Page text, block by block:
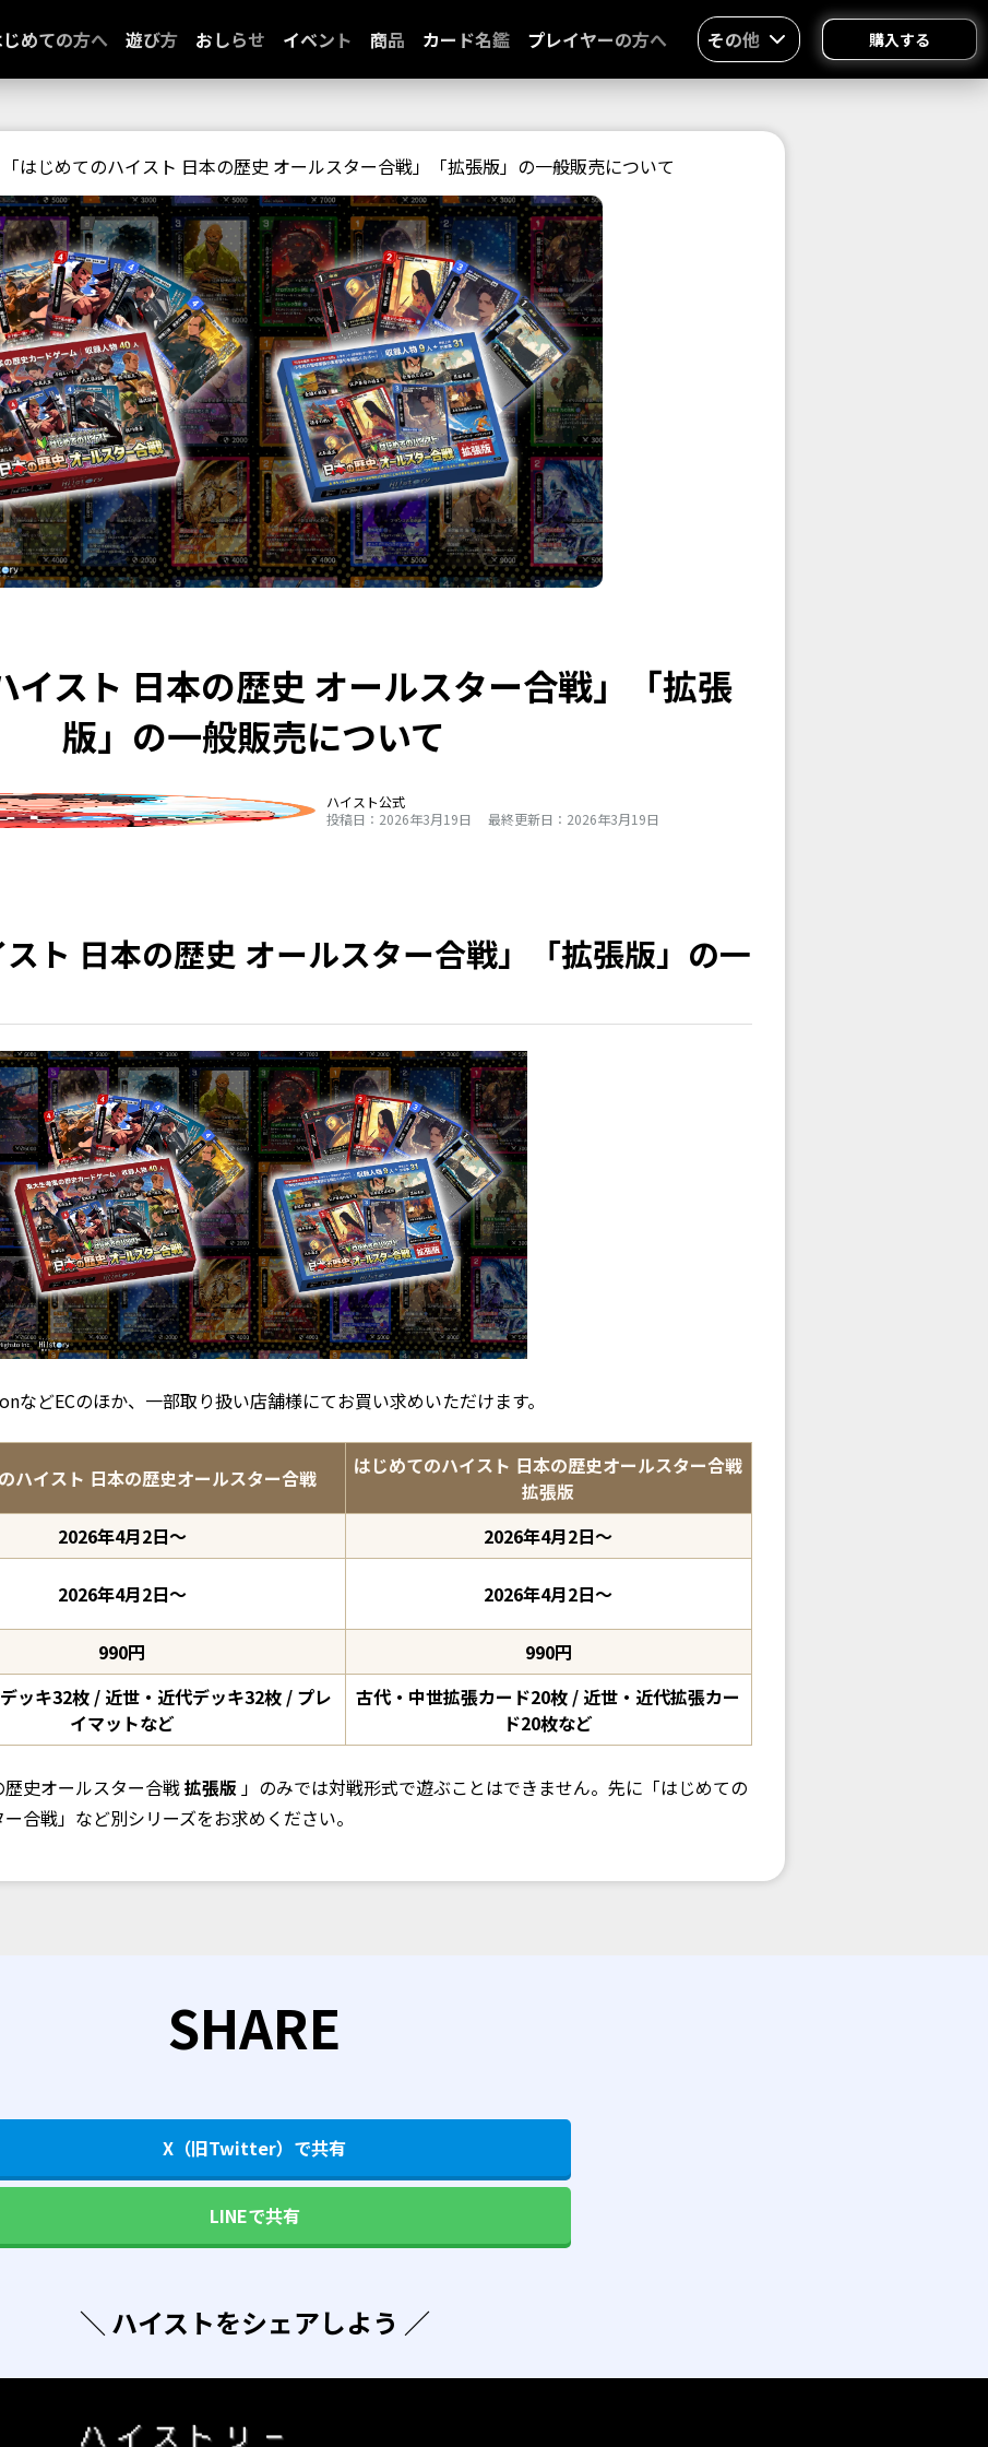
めての方へ 遊び方 おしらせ イベント 商品 カード名鑑 プレイヤーの方へ その他 購入する
「はじめてのハイスト 日本の歴史 オールスター合戦」「拡張版」の一般販売について
イスト 日本の歴史 オールスター合戦」「拡張
版」の一般販売について
ハイスト公式
投稿日：2026年3月19日
最終更新日：2026年3月19日
スト 日本の歴史 オールスター合戦」「拡張版」の一
などECのほか、一部取り扱い店舗様にてお買い求めいただけます。
ハイスト 日本の歴史オールスター合戦
はじめてのハイスト 日本の歴史オールスター合戦
拡張版
2026年4月2日〜
2026年4月2日〜
2026年4月2日〜 2026年4月2日〜
990円 990円
ッキ32枚 / 近世・近代デッキ32枚 / プレ
イマットなど
古代・中世拡張カード20枚 / 近世・近代拡張カー
ド20枚など
史オールスター合戦拡張版 」のみでは対戦形式で遊ぶことはできません。先に「はじめての
合戦」など別シリーズをお求めください。
SHARE
X（旧Twitter）で共有
LINEで共有
＼ ハイストをシェアしよう ／